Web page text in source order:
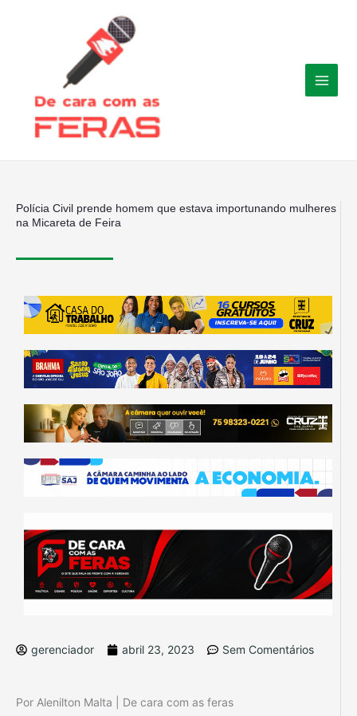
Polícia Civil prende homem que estava importunando mulheres
na Micareta de Feira
gerenciador abril 23, 2023 Sem Comentários
Por Alenilton Malta | De cara com as feras